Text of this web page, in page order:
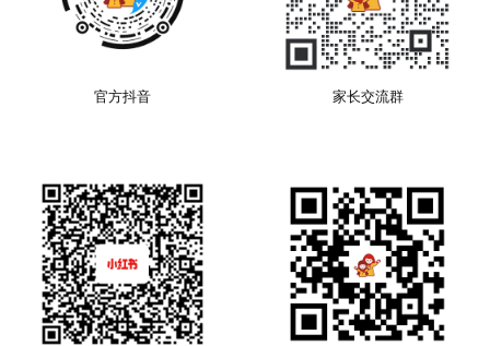
线泗泾站3号口400米）
上海金桥中心
上海市浦东新区金桥镇锦绣申江金桥华虹创新园34栋3306
上海莘庄中心
南京市雨花台区软件大道119号丰盛商汇1栋201
南京新街口中心
南京市秦淮区洪武路239号新大都大厦2楼 （地铁1号线张府园站2号出
口、新街口站1号出口，地铁3号线常府街1号出口步行700米）
南京浦口中心
官方抖音 家长交流群